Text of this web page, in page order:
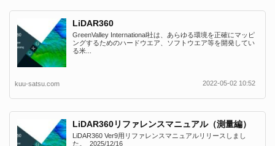
LiDAR360
GreenValley International社は、あらゆる環境を正確にマッピ
ングするためのハードウエア、ソフトウエア等を開発してい
る米...
kuu-satsu.com 2022-05-02 10:52
LiDAR360リファレンスマニュアル（測量編）
LiDAR360 Ver9用リファレンスマニュアルリリースしまし
た。 2025/12/16